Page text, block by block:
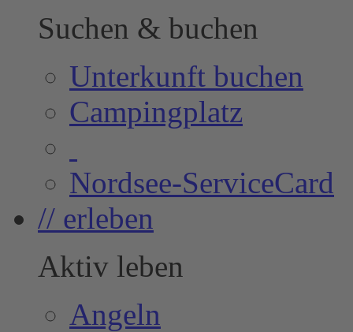
Suchen & buchen
Unterkunft buchen
Campingplatz
Nordsee-ServiceCard
// erleben
Aktiv leben
Angeln